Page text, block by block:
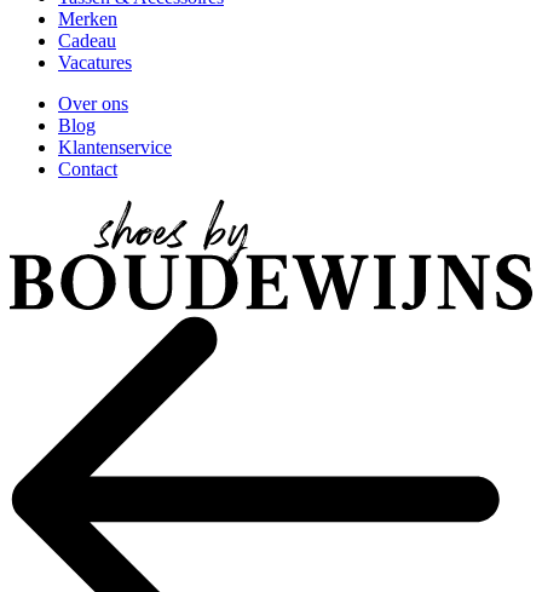
Merken
Cadeau
Vacatures
Over ons
Blog
Klantenservice
Contact